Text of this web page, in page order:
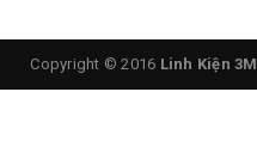
Copyright © 2016 Linh Kiện 3M